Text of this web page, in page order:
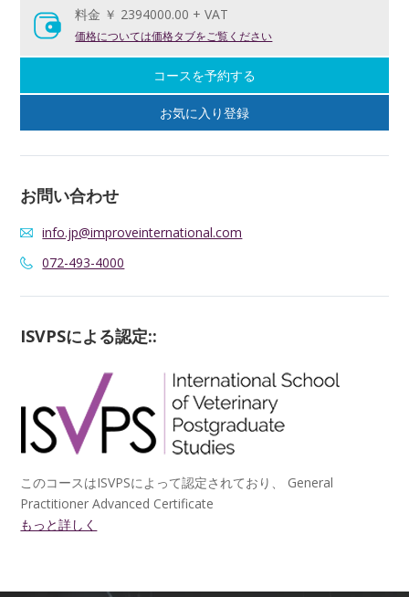
料金 ￥ 2394000.00 + VAT
価格については価格タブをご覧ください
コースを予約する
お気に入り登録
お問い合わせ
info.jp@improveinternational.com
072-493-4000
ISVPSによる認定::
このコースはISVPSによって認定されており、 General
Practitioner Advanced Certificate
もっと詳しく